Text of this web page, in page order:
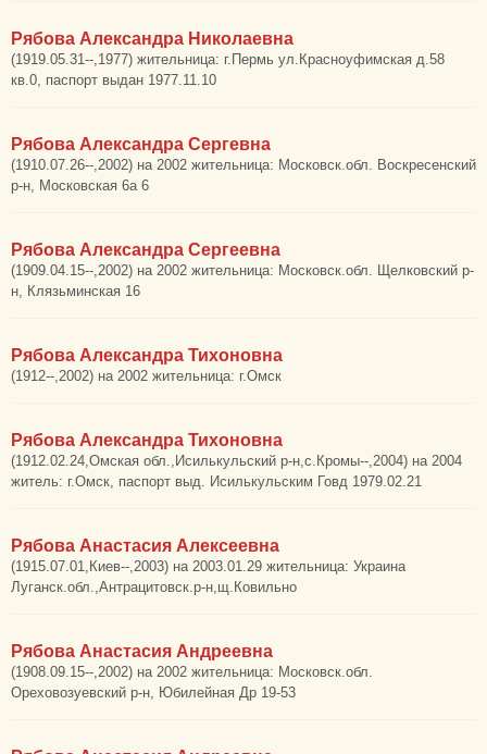
Рябова Александра Николаевна
(1919.05.31--,1977) жительница: г.Пермь ул.Красноуфимская д.58
кв.0, паспорт выдан 1977.11.10
Рябова Александра Сергевна
(1910.07.26--,2002) на 2002 жительница: Московск.обл. Воскресенский
р-н, Московская 6а 6
Рябова Александра Сергеевна
(1909.04.15--,2002) на 2002 жительница: Московск.обл. Щелковский р-
н, Клязьминская 16
Рябова Александра Тихоновна
(1912--,2002) на 2002 жительница: г.Омск
Рябова Александра Тихоновна
(1912.02.24,Омская обл.,Исилькульский р-н,с.Кромы--,2004) на 2004
житель: г.Омск, паспорт выд. Исилькульским Говд 1979.02.21
Рябова Анастасия Алексеевна
(1915.07.01,Киев--,2003) на 2003.01.29 жительница: Украина
Луганск.обл.,Антрацитовск.р-н,щ.Ковильно
Рябова Анастасия Андреевна
(1908.09.15--,2002) на 2002 жительница: Московск.обл.
Ореховозуевский р-н, Юбилейная Др 19-53